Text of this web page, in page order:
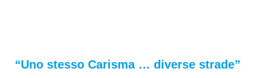
“Uno stesso Carisma … diverse strade”